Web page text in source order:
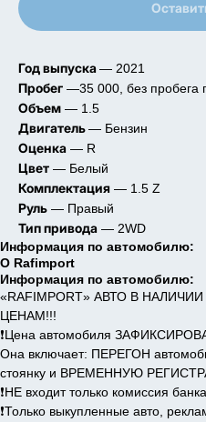
Год выпуска— 2021
Пробег —35 000, без пробега
Объем — 1.5
Двигатель— Бензин
Оценка — R
Цвет — Белый
Комплектация — 1.5 Z
Руль — Правый
Тип привода — 2WD
Информация по автомобилю:
О Rafimport
Информация по автомобилю:
«RAFIMPORT» АВТО В
ЦЕНАМ!!!
❗️Цена автомобиля
Она включает: ПЕРЕГОН
стоянку и ВРЕМЕННУЮ
❗️НЕ входит только комиссия
❗️Только выкупленные авто,